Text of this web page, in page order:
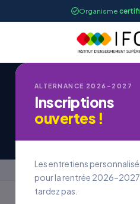
Organisme
ALTERNANCE 2026–2027
Inscriptions
ouvertes !
Les entretiens
pour la rentrée
tardez pas.
IFCE
Offres
Accueil › Offres